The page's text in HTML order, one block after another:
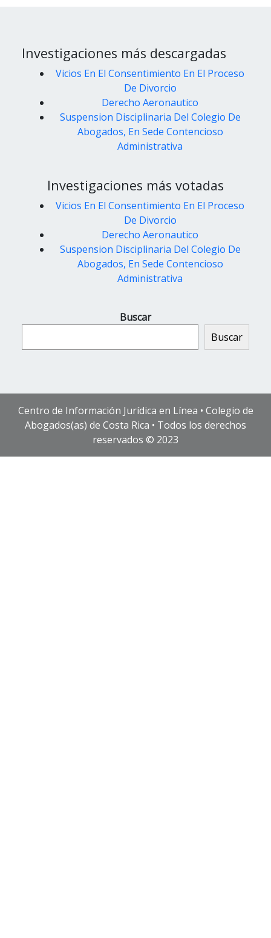
Investigaciones más descargadas
Vicios En El Consentimiento En El Proceso
De Divorcio
Derecho Aeronautico
Suspension Disciplinaria Del Colegio De
Abogados, En Sede Contencioso
Administrativa
Investigaciones más votadas
Vicios En El Consentimiento En El Proceso
De Divorcio
Derecho Aeronautico
Suspension Disciplinaria Del Colegio De
Abogados, En Sede Contencioso
Administrativa
Buscar
Buscar
Centro de Información Jurídica en Línea • Colegio de
Abogados(as) de Costa Rica • Todos los derechos
reservados © 2023